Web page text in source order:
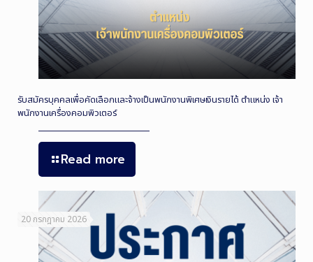
รับสมัครบุคคลเพื่อคัดเลือกและจ้างเป็นพนักงานพิเศษเงินรายได้ ตำแหน่ง เจ้า
พนักงานเครื่องคอมพิวเตอร์
Read more
20 กรกฎาคม 2026